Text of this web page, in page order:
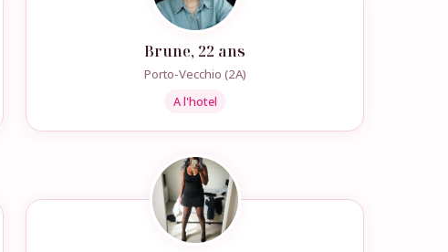
Brune, 22 ans
Porto-Vecchio (2A)
A l'hotel